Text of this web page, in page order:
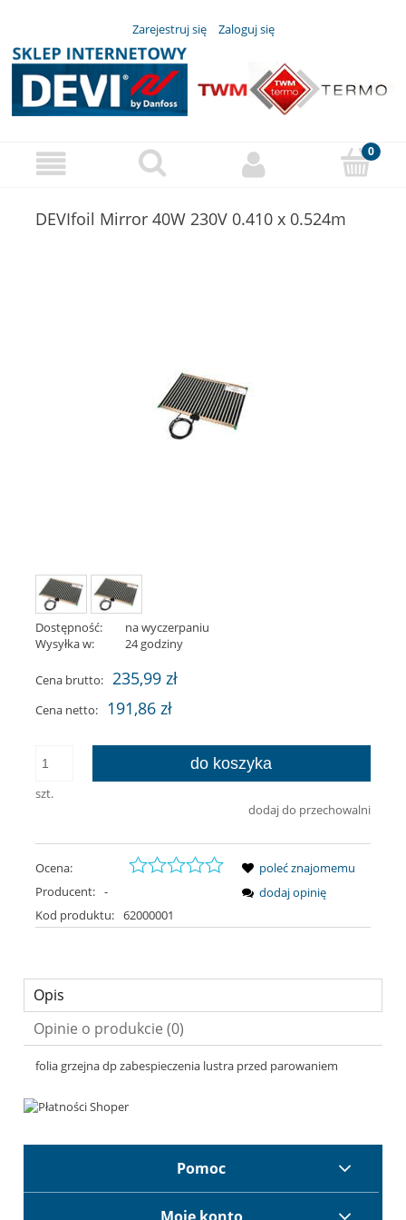
Zarejestruj się Zaloguj się
DEVIfoil Mirror 40W 230V 0.410 x 0.524m
Dostępność:
na wyczerpaniu
Wysyłka w:
24 godziny
Cena brutto: 235,99 zł
Cena netto: 191,86 zł
szt.
do koszyka
dodaj do przechowalni
Ocena:
Producent: -
Kod produktu: 62000001
poleć znajomemu
dodaj opinię
Opis
Opinie o produkcie (0)
folia grzejna dp zabespieczenia lustra przed parowaniem
Pomoc